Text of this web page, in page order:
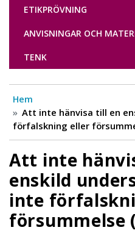
ETIKPRÖVNING
ANVISNINGAR OCH
TENK
Hem
Att inte hänvisa till en
förfalskning eller
Att inte
enskild
inte
försummelse